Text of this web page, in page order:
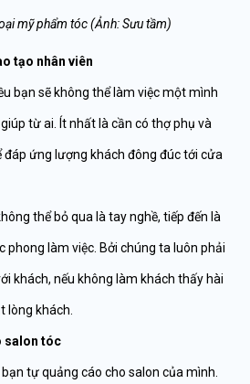
mỹ phẩm tóc (Ảnh: Sưu tầm)
tạo nhân viên
bạn sẽ không thể làm việc một mình
từ ai. Ít nhất là cần có thợ phụ và
đáp ứng lượng khách đông đúc tới cửa
thể bỏ qua là tay nghề, tiếp đến là
phong làm việc. Bởi chúng ta luôn phải
khách, nếu không làm khách thấy hài
lòng khách.
salon tóc
bạn tự quảng cáo cho salon của mình.